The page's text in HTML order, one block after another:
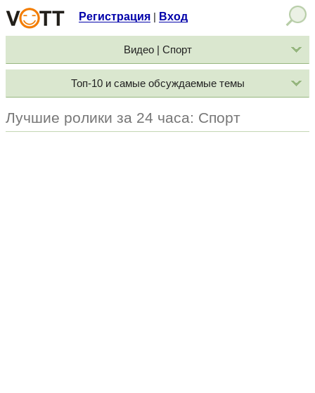
Регистрация Вход
Видео | Спорт
Топ-10 и самые обсуждаемые темы
Лучшие ролики за 24 часа: Спорт